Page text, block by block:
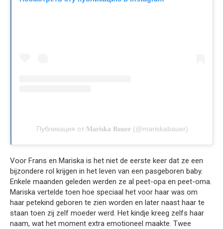
Публикация от 𝐌𝐚𝐫𝐢𝐬𝐤𝐚 𝐁𝐚𝐮𝐞𝐫 (@mariskabauer)
Voor Frans en Mariska is het niet de eerste keer dat ze een
bijzondere rol krijgen in het leven van een pasgeboren baby.
Enkele maanden geleden werden ze al peet-opa en peet-oma.
Mariska vertelde toen hoe speciaal het voor haar was om
haar petekind geboren te zien worden en later naast haar te
staan toen zij zelf moeder werd. Het kindje kreeg zelfs haar
naam, wat het moment extra emotioneel maakte. Twee